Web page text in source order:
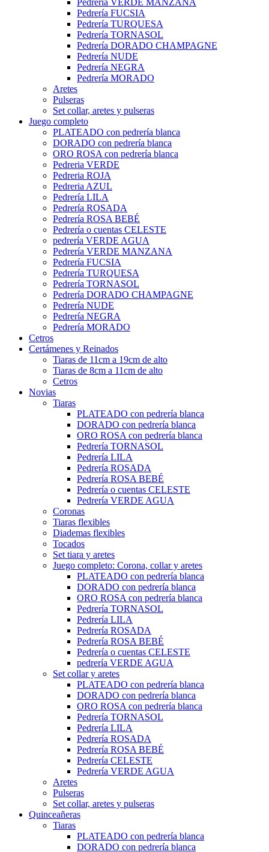
Pedrería VERDE MANZANA
Pedrería FUCSIA
Pedrería TURQUESA
Pedrería TORNASOL
Pedrería DORADO CHAMPAGNE
Pedrería NUDE
Pedrería NEGRA
Pedrería MORADO
Aretes
Pulseras
Set collar, aretes y pulseras
Juego completo
PLATEADO con pedrería blanca
DORADO con pedrería blanca
ORO ROSA con pedrería blanca
Pedreria VERDE
Pedreria ROJA
Pedreria AZUL
Pedrería LILA
Pedrería ROSADA
Pedrería ROSA BEBÉ
Pedrería o cuentas CELESTE
pedrería VERDE AGUA
Pedrería VERDE MANZANA
Pedrería FUCSIA
Pedrería TURQUESA
Pedrería TORNASOL
Pedrería DORADO CHAMPAGNE
Pedrería NUDE
Pedrería NEGRA
Pedrería MORADO
Cetros
Certámenes y Reinados
Tiaras de 11cm a 19cm de alto
Tiaras de 8cm a 11cm de alto
Cetros
Novias
Tiaras
PLATEADO con pedrería blanca
DORADO con pedrería blanca
ORO ROSA con pedrería blanca
Pedrería TORNASOL
Pedrería LILA
Pedrería ROSADA
Pedrería ROSA BEBÉ
Pedrería o cuentas CELESTE
Pedrería VERDE AGUA
Coronas
Tiaras flexibles
Diademas flexibles
Tocados
Set tiara y aretes
Juego completo: Corona, collar y aretes
PLATEADO con pedrería blanca
DORADO con pedrería blanca
ORO ROSA con pedrería blanca
Pedrería TORNASOL
Pedrería LILA
Pedrería ROSADA
Pedrería ROSA BEBÉ
Pedrería o cuentas CELESTE
pedrería VERDE AGUA
Set collar y aretes
PLATEADO con pedrería blanca
DORADO con pedrería blanca
ORO ROSA con pedrería blanca
Pedrería TORNASOL
Pedrería LILA
Pedrería ROSADA
Pedrería ROSA BEBÉ
Pedrería CELESTE
Pedrería VERDE AGUA
Aretes
Pulseras
Set collar, aretes y pulseras
Quinceañeras
Tiaras
PLATEADO con pedrería blanca
DORADO con pedrería blanca